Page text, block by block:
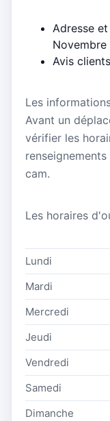
Adresse
Novembre
Avis
Les
Avant un
vérifier les
cam.
Les horaires
Lundi
Mardi
Mercredi
Jeudi
Vendredi
Samedi
Dimanche